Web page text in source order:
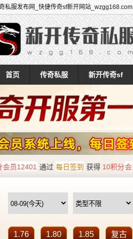
私服发布网_快捷传奇sf新开网站_wzgg168.com
首页 传奇私服 新开传奇sf